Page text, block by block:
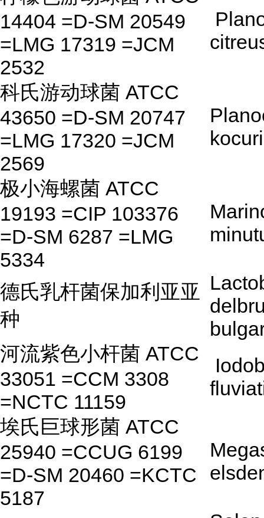
14404 =D-SM 20549
=LMG 17319 =JCM
2532
科氏游动球菌 ATCC
43650 =D-SM 20747
=LMG 17320 =JCM
2569
极小海螺菌 ATCC
19193 =CIP 103376
=D-SM 6287 =LMG
5334
德氏乳杆菌保加利亚亚
种
河流紫色小杆菌 ATCC
33051 =CCM 3308
=NCTC 11159
埃氏巨球形菌 ATCC
25940 =CCUG 6199
=D-SM 20460 =KCTC
5187